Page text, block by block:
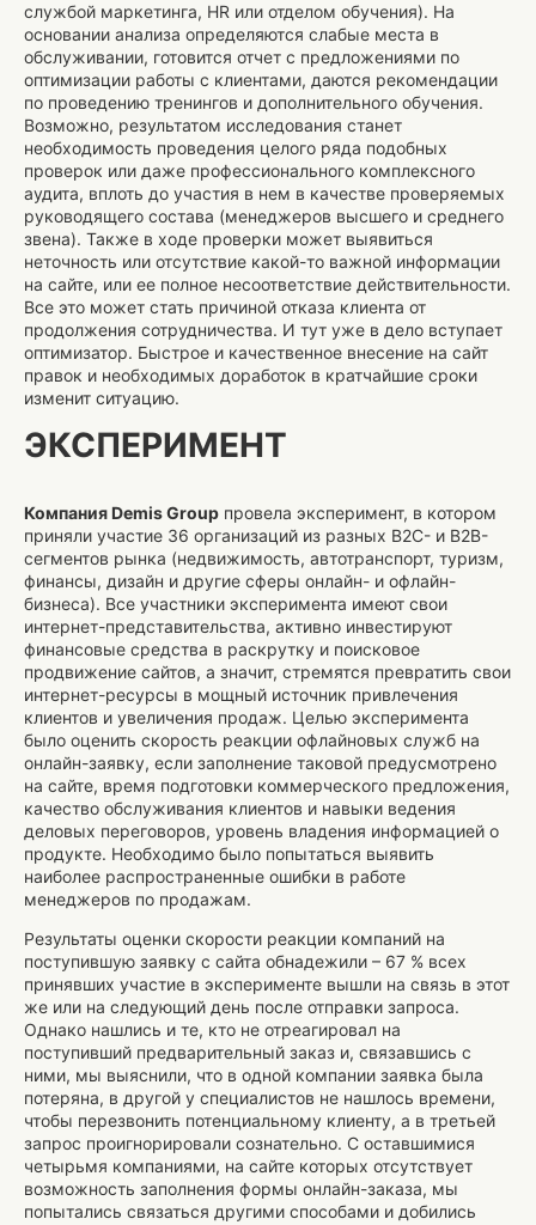
службой маркетинга, HR или отделом обучения). На
основании анализа определяются слабые места в
обслуживании, готовится отчет с предложениями по
оптимизации работы с клиентами, даются рекомендации
по проведению тренингов и дополнительного обучения.
Возможно, результатом исследования станет
необходимость проведения целого ряда подобных
проверок или даже профессионального комплексного
аудита, вплоть до участия в нем в качестве проверяемых
руководящего состава (менеджеров высшего и среднего
звена). Также в ходе проверки может выявиться
неточность или отсутствие какой-то важной информации
на сайте, или ее полное несоответствие действительности.
Все это может стать причиной отказа клиента от
продолжения сотрудничества. И тут уже в дело вступает
оптимизатор. Быстрое и качественное внесение на сайт
правок и необходимых доработок в кратчайшие сроки
изменит ситуацию.
ЭКСПЕРИМЕНТ
Компания Demis Group провела эксперимент, в котором
приняли участие 36 организаций из разных B2C- и B2B-
сегментов рынка (недвижимость, автотранспорт, туризм,
финансы, дизайн и другие сферы онлайн- и офлайн-
бизнеса). Все участники эксперимента имеют свои
интернет-представительства, активно инвестируют
финансовые средства в раскрутку и поисковое
продвижение сайтов, а значит, стремятся превратить свои
интернет-ресурсы в мощный источник привлечения
клиентов и увеличения продаж. Целью эксперимента
было оценить скорость реакции офлайновых служб на
онлайн-заявку, если заполнение таковой предусмотрено
на сайте, время подготовки коммерческого предложения,
качество обслуживания клиентов и навыки ведения
деловых переговоров, уровень владения информацией о
продукте. Необходимо было попытаться выявить
наиболее распространенные ошибки в работе
менеджеров по продажам.
Результаты оценки скорости реакции компаний на
поступившую заявку с сайта обнадежили – 67 % всех
принявших участие в эксперименте вышли на связь в этот
же или на следующий день после отправки запроса.
Однако нашлись и те, кто не отреагировал на
поступивший предварительный заказ и, связавшись с
ними, мы выяснили, что в одной компании заявка была
потеряна, в другой у специалистов не нашлось времени,
чтобы перезвонить потенциальному клиенту, а в третьей
запрос проигнорировали сознательно. С оставшимися
четырьмя компаниями, на сайте которых отсутствует
возможность заполнения формы онлайн-заказа, мы
попытались связаться другими способами и добились